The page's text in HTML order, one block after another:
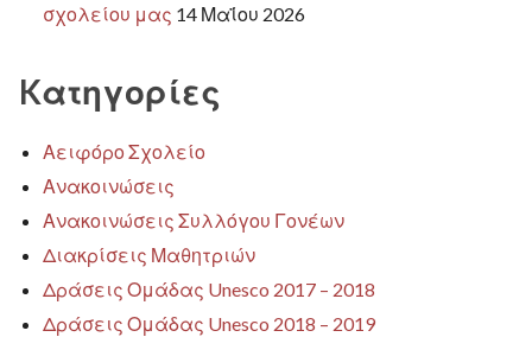
σχολείου μας 14 Μαΐου 2026
Kατηγορίες
Αειφόρο Σχολείο
Ανακοινώσεις
Ανακοινώσεις Συλλόγου Γονέων
Διακρίσεις Μαθητριών
Δράσεις Ομάδας Unesco 2017 – 2018
Δράσεις Ομάδας Unesco 2018 – 2019